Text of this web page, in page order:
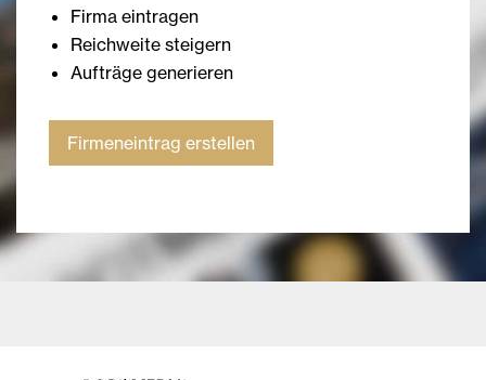
Firma eintragen
Reichweite steigern
Aufträge generieren
Firmeneintrag erstellen